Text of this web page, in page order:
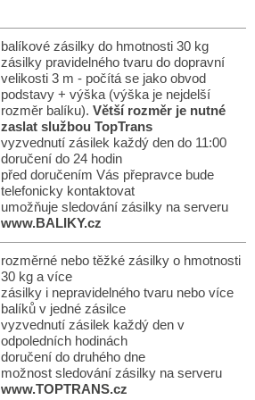
balíkové zásilky do hmotnosti 30 kg
zásilky pravidelného tvaru do dopravní
velikosti 3 m - počítá se jako obvod
podstavy + výška (výška je nejdelší
rozměr balíku).Větší rozměr je nutné
zaslat službou TopTrans
vyzvednutí zásilek každý den do 11:00
doručení do 24 hodin
před doručením Vás přepravce bude
telefonicky kontaktovat
umožňuje sledování zásilky na serveru
www.BALIKY.cz
rozměrné nebo těžké zásilky o hmotnosti
30 kg a více
zásilky i nepravidelného tvaru nebo více
balíků v jedné zásilce
vyzvednutí zásilek každý den v
odpoledních hodinách
doručení do druhého dne
možnost sledování zásilky na serveru
www.TOPTRANS.cz